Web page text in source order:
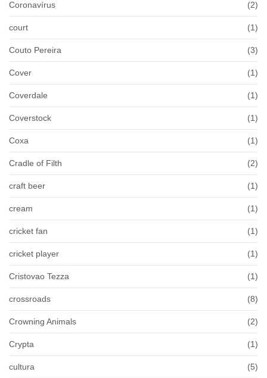
Coronavírus (2)
court (1)
Couto Pereira (3)
Cover (1)
Coverdale (1)
Coverstock (1)
Coxa (1)
Cradle of Filth (2)
craft beer (1)
cream (1)
cricket fan (1)
cricket player (1)
Cristovao Tezza (1)
crossroads (8)
Crowning Animals (2)
Crypta (1)
cultura (5)